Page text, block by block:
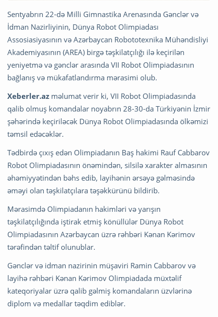
Sentyabrın 22-də Milli Gimnastika Arenasında Gənclər və
İdman Nazirliyinin, Dünya Robot Olimpiadası
Assosiasiyasının və Azərbaycan Robototexnika Mühəndisliyi
Akademiyasının (AREA) birgə təşkilatçılığı ilə keçirilən
yeniyetmə və gənclər arasında VII Robot Olimpiadasının
bağlanış və mükafatlandırma mərasimi olub.
Xeberler.az məlumat verir ki, VII Robot Olimpiadasında
qalib olmuş komandalar noyabrın 28-30-da Türkiyənin İzmir
şəhərində keçiriləcək Dünya Robot Olimpiadasında ölkəmizi
təmsil edəcəklər.
Tədbirdə çıxış edən Olimpiadanın Baş hakimi Rauf Cabbarov
Robot Olimpiadasının önəmindən, silsilə xarakter almasının
əhəmiyyətindən bəhs edib, layihənin ərsəyə gəlməsində
əməyi olan təşkilatçılara təşəkkürünü bildirib.
Mərasimdə Olimpiadanın hakimləri və yarışın
təşkilatçılığında iştirak etmiş könüllülər Dünya Robot
Olimpiadasının Azərbaycan üzrə rəhbəri Kənan Kərimov
tərəfindən təltif olunublar.
Gənclər və idman nazirinin müşaviri Ramin Cabbarov və
layihə rəhbəri Kənan Kərimov Olimpiadada müxtəlif
kateqoriyalar üzrə qalib gəlmiş komandaların üzvlərinə
diplom və medallar təqdim ediblər.